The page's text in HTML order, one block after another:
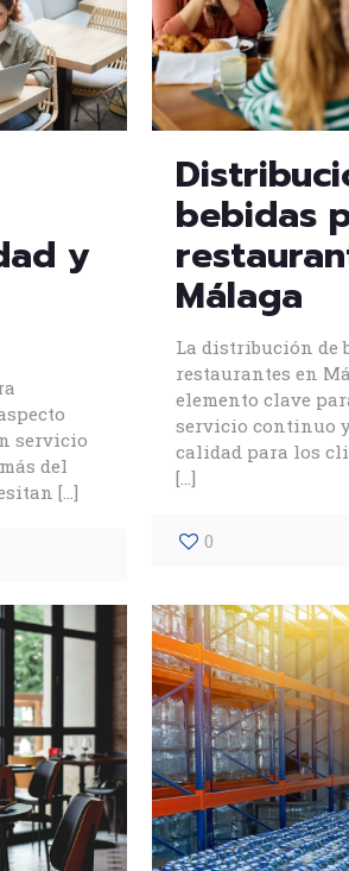
y
servicio
del
[…]
bebidas
Málaga
La distribución de
restaurantes en
elemento clave
servicio continuo
calidad para los
[…]
0